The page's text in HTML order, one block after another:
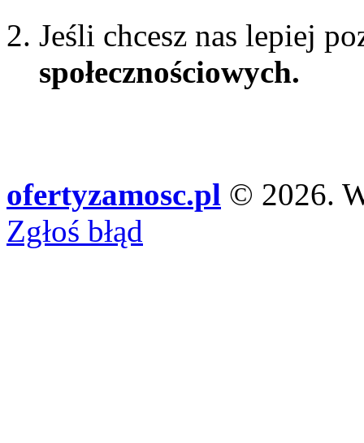
Jeśli chcesz nas lepiej
społecznościowych.
ofertyzamosc.pl © 2026.
Zgłoś błąd